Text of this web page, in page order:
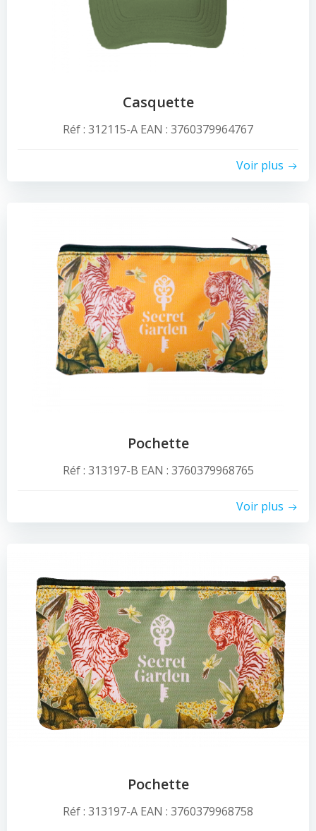
Casquette
Réf : 312115-A EAN : 3760379964767
Voir plus
Pochette
Réf : 313197-B EAN : 3760379968765
Voir plus
Pochette
Réf : 313197-A EAN : 3760379968758